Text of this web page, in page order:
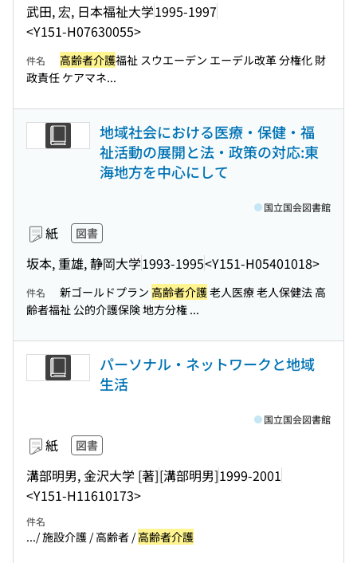
武田, 宏, 日本福祉大学1995-1997
<Y151-H07630055>
件名 高齢者介護福祉 スウエーデン エーデル改革 分権化 財
政責任 ケアマネ...
地域社会における医療・保健・福
祉活動の展開と法・政策の対応:東
海地方を中心にして
紙 図書
坂本, 重雄, 静岡大学1993-1995<Y151-H05401018>
国立国会図書館
件名 新ゴールドプラン 高齢者介護老人医療 老人保健法 高
齢者福祉 公的介護保険 地方分権 ...
パーソナル・ネットワークと地域
生活
紙 図書
溝部明男, 金沢大学 [著][溝部明男]1999-2001
<Y151-H11610173>
国立国会図書館
件名
.../ 施設介護 / 高齢者 /高齢者介護